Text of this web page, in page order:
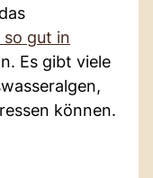
so gut in
Es gibt viele
können.